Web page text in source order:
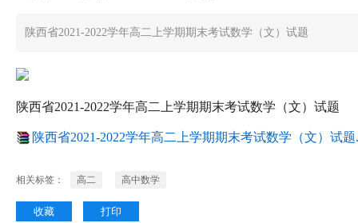
陕西省2021-2022学年高二上学期期末考试数学（文）试题
陕西省2021-2022学年高二上学期期末考试数学（文）试题
陕西省2021-2022学年高二上学期期末考试数学（文）试题
相关标签： 高二 高中数学
收藏 打印